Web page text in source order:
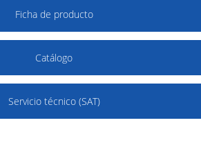
Ficha de producto
Catálogo
Servicio técnico (SAT)